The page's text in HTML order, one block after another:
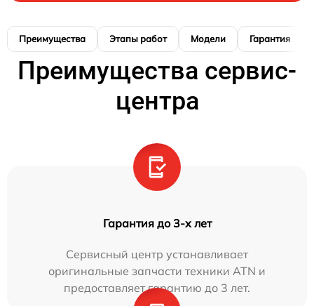
Преимущества Этапы работ Модели Гарантия
Преимущества сервис-
центра
Гарантия до 3-х лет
Сервисный центр устанавливает
оригинальные запчасти техники ATN и
предоставляет гарантию до 3 лет.